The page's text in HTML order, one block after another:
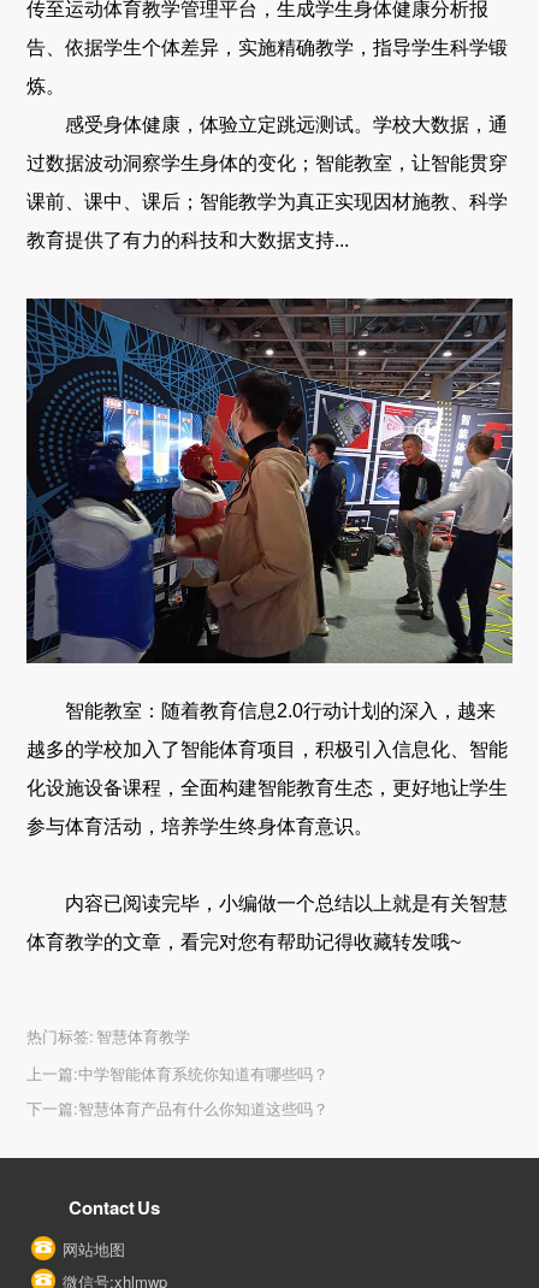
传至运动体育教学管理平台，生成学生身体健康分析报
告、依据学生个体差异，实施精确教学，指导学生科学锻
炼。
感受身体健康，体验立定跳远测试。学校大数据，通
过数据波动洞察学生身体的变化；智能教室，让智能贯穿
课前、课中、课后；智能教学为真正实现因材施教、科学
教育提供了有力的科技和大数据支持...
智能教室：随着教育信息2.0行动计划的深入，越来
越多的学校加入了智能体育项目，积极引入信息化、智能
化设施设备课程，全面构建智能教育生态，更好地让学生
参与体育活动，培养学生终身体育意识。
内容已阅读完毕，小编做一个总结以上就是有关智慧
体育教学的文章，看完对您有帮助记得收藏转发哦~
热门标签: 智慧体育教学
上一篇:中学智能体育系统你知道有哪些吗？
下一篇:智慧体育产品有什么你知道这些吗？
Contact Us
网站地图
微信号:xhlmwp